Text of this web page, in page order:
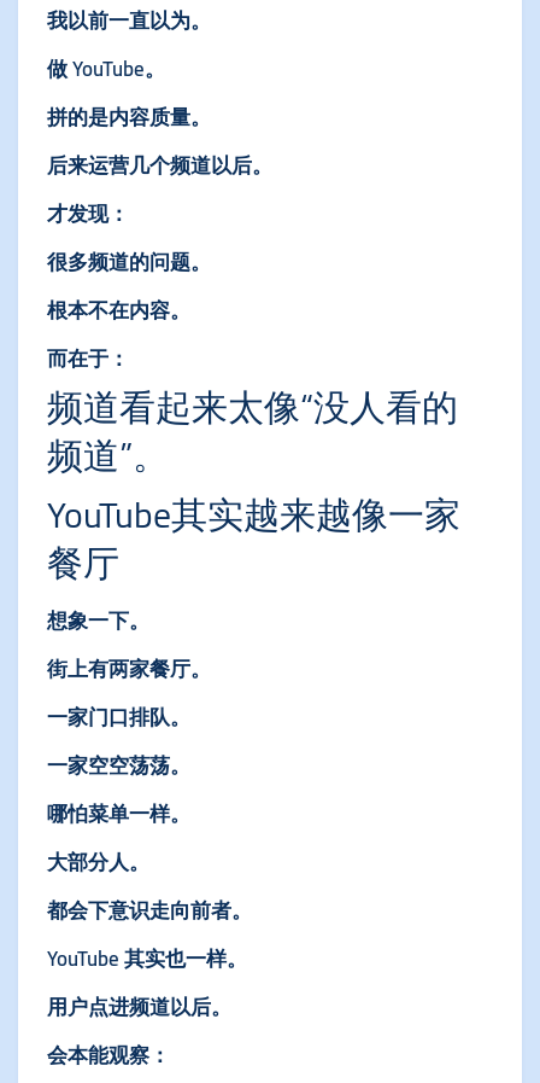
我以前一直以为。
做 YouTube。
拼的是内容质量。
后来运营几个频道以后。
才发现：
很多频道的问题。
根本不在内容。
而在于：
频道看起来太像“没人看的
频道”。
YouTube其实越来越像一家
餐厅
想象一下。
街上有两家餐厅。
一家门口排队。
一家空空荡荡。
哪怕菜单一样。
大部分人。
都会下意识走向前者。
YouTube 其实也一样。
用户点进频道以后。
会本能观察：